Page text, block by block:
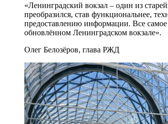
«Ленинградский вокзал – один из
преобразился, став функциональнее,
предоставлению информации. Все самое
обновлённом Ленинградском вокзале».
Олег Белозёров, глава РЖД